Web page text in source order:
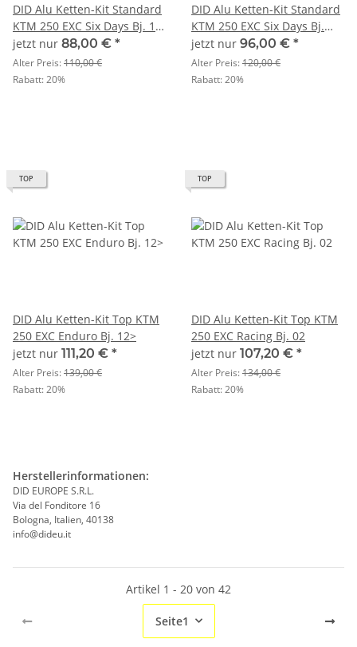
DID Alu Ketten-Kit Standard
KTM 250 EXC Six Days Bj. 10-
11
jetzt nur 88,00 € *
Alter Preis:110,00 €
Rabatt:20%
DID Alu Ketten-Kit Standard
KTM 250 EXC Six Days Bj.
12>
jetzt nur 96,00 € *
Alter Preis:120,00 €
Rabatt:20%
TOP
DID Alu Ketten-Kit Top KTM
250 EXC Enduro Bj. 12>
jetzt nur 111,20 € *
Alter Preis:139,00 €
Rabatt:20%
TOP
DID Alu Ketten-Kit Top KTM
250 EXC Racing Bj. 02
jetzt nur 107,20 € *
Alter Preis:134,00 €
Rabatt:20%
Herstellerinformationen:
DID EUROPE S.R.L.
Via del Fonditore 16
Bologna, Italien, 40138
info@dideu.it
Artikel 1 - 20 von 42
Seite1